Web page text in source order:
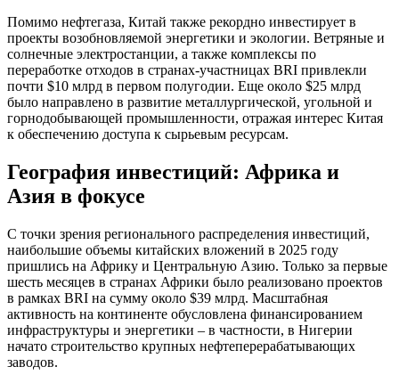
Помимо нефтегаза, Китай также рекордно инвестирует в
проекты возобновляемой энергетики и экологии. Ветряные и
солнечные электростанции, а также комплексы по
переработке отходов в странах-участницах BRI привлекли
почти $10 млрд в первом полугодии. Еще около $25 млрд
было направлено в развитие металлургической, угольной и
горнодобывающей промышленности, отражая интерес Китая
к обеспечению доступа к сырьевым ресурсам.
География инвестиций: Африка и
Азия в фокусе
С точки зрения регионального распределения инвестиций,
наибольшие объемы китайских вложений в 2025 году
пришлись на Африку и Центральную Азию. Только за первые
шесть месяцев в странах Африки было реализовано проектов
в рамках BRI на сумму около $39 млрд. Масштабная
активность на континенте обусловлена финансированием
инфраструктуры и энергетики – в частности, в Нигерии
начато строительство крупных нефтеперерабатывающих
заводов.